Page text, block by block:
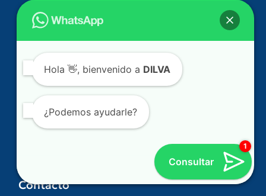
EPP para electricistas
EPP para bomberos voluntarios
Equipo de protección personal para mujer
Términos y condiciones
Política de devoluciones y reembolsos
Preguntas frecuentes sobre EPP y seguridad
Contacto
Hola 👋, bienvenido a DILVA
¿Podemos ayudarle?
Consultar